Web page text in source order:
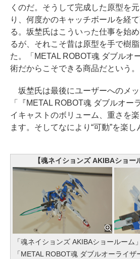
くのだ。そうして完成した原型を
り、何度かのキャッチボールを経
る。坂埜氏はこういった仕事を始
るが、それこそ昔は原型を手で樹
た。「METAL ROBOT魂 ダブルオ
術だからこそできる商品だという。
坂埜氏は最後にユーザーへのメッ
「『METAL ROBOT魂 ダブルオー
イキャストのボリューム、重さを
ます。そしてなにより“可動”を楽し
【魂ネイションズ AKIBAショー
「魂ネイションズ AKIBAショールーム
「METAL ROBOT魂 ダブルオーライ